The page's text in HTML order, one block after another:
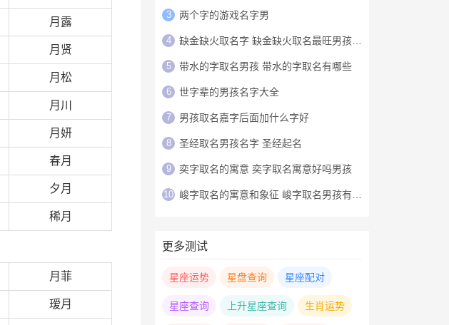
月露
月贤
月松
月川
月妍
春月
夕月
稀月
月菲
瑷月
3 两个字的游戏名字男
4 缺金缺火取名字 缺金缺火取名最旺男孩名字
5 带水的字取名男孩 带水的字取名有哪些
6 世字辈的男孩名字大全
7 男孩取名嘉字后面加什么字好
8 圣经取名男孩名字 圣经起名
9 奕字取名的寓意 奕字取名寓意好吗男孩
10 峻字取名的寓意和象征 峻字取名男孩有寓意
更多测试
星座运势 星盘查询 星座配对
星座查询 上升星座查询 生肖运势